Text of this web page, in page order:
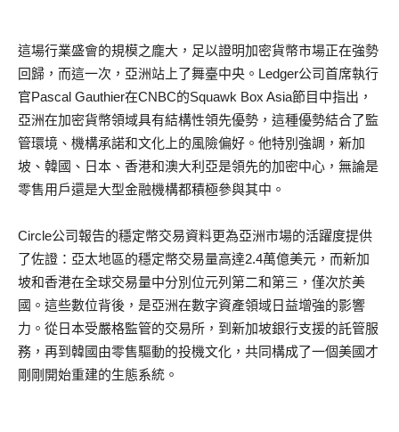
這場行業盛會的規模之龐大，足以證明加密貨幣市場正在強勢
回歸，而這一次，亞洲站上了舞臺中央。Ledger公司首席執行
官Pascal Gauthier在CNBC的Squawk Box Asia節目中指出，
亞洲在加密貨幣領域具有結構性領先優勢，這種優勢結合了監
管環境、機構承諾和文化上的風險偏好。他特別強調，新加
坡、韓國、日本、香港和澳大利亞是領先的加密中心，無論是
零售用戶還是大型金融機構都積極參與其中。
Circle公司報告的穩定幣交易資料更為亞洲市場的活躍度提供
了佐證：亞太地區的穩定幣交易量高達2.4萬億美元，而新加
坡和香港在全球交易量中分別位元列第二和第三，僅次於美
國。這些數位背後，是亞洲在數字資產領域日益增強的影響
力。從日本受嚴格監管的交易所，到新加坡銀行支援的託管服
務，再到韓國由零售驅動的投機文化，共同構成了一個美國才
剛剛開始重建的生態系統。